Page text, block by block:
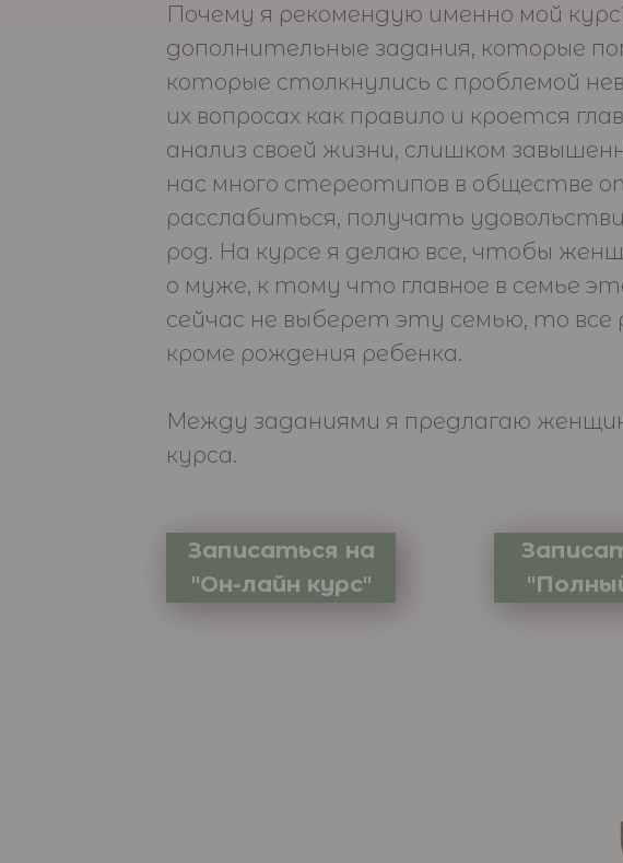
Почему я рекомендую именно мой
дополнительные задания, которые
которые столкнулись с проблемой
их вопросах как правило и кроется
анализ своей жизни, слишком
нас много стереотипов в обществе
расслабиться, получать
род. На курсе я делаю все, чтобы
о муже, к тому что главное в семье
сейчас не выберет эту семью, то
кроме рождения ребенка.
Между заданиями я предлагаю
курса.
Записаться на
"Он-лайн курс"